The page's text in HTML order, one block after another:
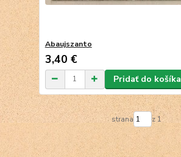
Abaujszanto
3,40 €
Pridať do košíka
strana z 1